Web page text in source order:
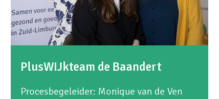
PlusWIJkteam de Baandert
Procesbegeleider: Monique van de Ven